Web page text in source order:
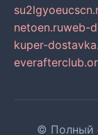
netoen.ruweb-
kuper-
© Полный